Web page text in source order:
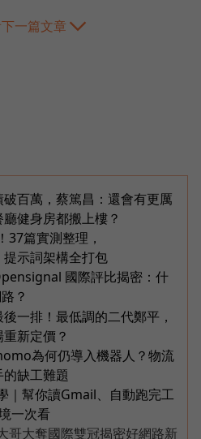
一篇文章
百萬，蔡篤昌：還會有更厲
健身房都搬上樓？
篇實測整理，
示詞架構全打包
國際評比揭密：什
？
一排！最低調的二代鄭平，
新定價？
為何仍導入機器人？物流
缺工難題
｜幫你讀Gmail、自動跑完工
一次看
哥大奪國際雙冠揭密好網路新